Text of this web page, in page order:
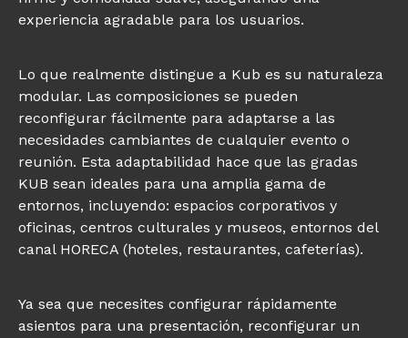
experiencia agradable para los usuarios.
Lo que realmente distingue a Kub es su naturaleza
modular. Las composiciones se pueden
reconfigurar fácilmente para adaptarse a las
necesidades cambiantes de cualquier evento o
reunión. Esta adaptabilidad hace que las gradas
KUB sean ideales para una amplia gama de
entornos, incluyendo: espacios corporativos y
oficinas, centros culturales y museos, entornos del
canal HORECA (hoteles, restaurantes, cafeterías).
Ya sea que necesites configurar rápidamente
asientos para una presentación, reconfigurar un